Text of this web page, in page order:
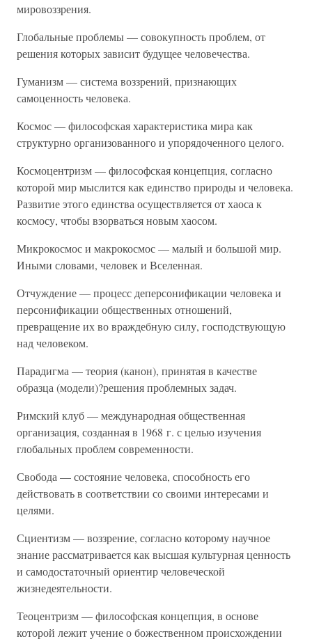
мировоззрения.
Глобальные проблемы — совокупность проблем, от
решения которых зависит будущее человечества.
Гуманизм — система воззрений, признающих
самоценность человека.
Космос — философская характеристика мира как
структурно организованного и упорядоченного целого.
Космоцентризм — философская концепция, согласно
которой мир мыслится как единство природы и человека.
Развитие этого единства осуществляется от хаоса к
космосу, чтобы взорваться новым хаосом.
Микрокосмос и макрокосмос — малый и большой мир.
Иными словами, человек и Вселенная.
Отчуждение — процесс деперсонификации человека и
персонификации общественных отношений,
превращение их во враждебную силу, господствующую
над человеком.
Парадигма — теория (канон), принятая в качестве
образца (модели)?решения проблемных задач.
Римский клуб — международная общественная
организация, созданная в 1968 г. с целью изучения
глобальных проблем современности.
Свобода — состояние человека, способность его
действовать в соответствии со своими интересами и
целями.
Сциентизм — воззрение, согласно которому научное
знание рассматривается как высшая культурная ценность
и самодостаточный ориентир человеческой
жизнедеятельности.
Теоцентризм — философская концепция, в основе
которой лежит учение о божественном происхождении